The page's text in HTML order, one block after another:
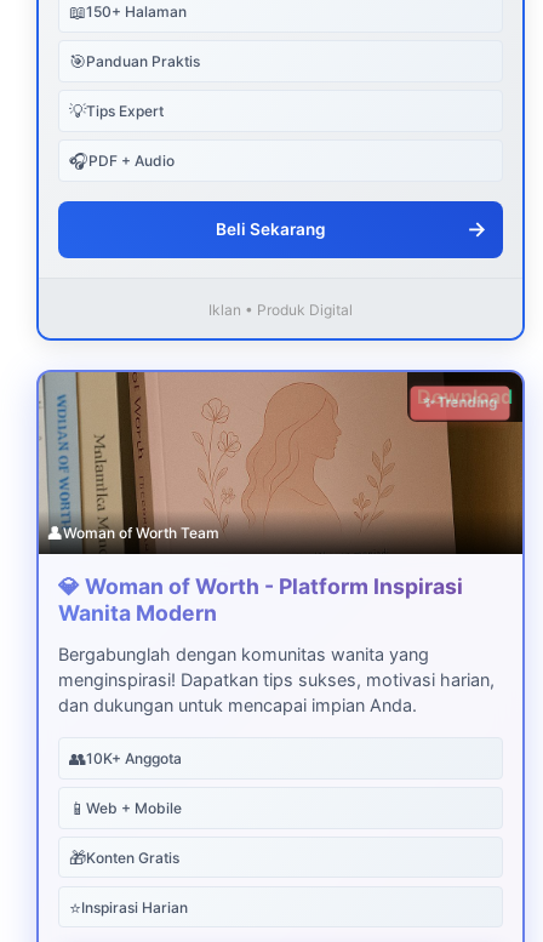
📖150+ Halaman
🎯Panduan Praktis
💡Tips Expert
🎧PDF + Audio
Beli Sekarang →
Iklan • Produk Digital
Download
✨ Trending
👤Woman of Worth Team
💎 Woman of Worth - Platform Inspirasi
Wanita Modern
Bergabunglah dengan komunitas wanita yang
menginspirasi! Dapatkan tips sukses, motivasi harian,
dan dukungan untuk mencapai impian Anda.
👥10K+ Anggota
📱 Web + Mobile
🎁Konten Gratis
⭐Inspirasi Harian